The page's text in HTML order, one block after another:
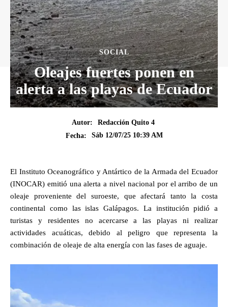
SOCIAL
Oleajes fuertes ponen en
alerta a las playas de Ecuador
Autor:
Redacción Quito 4
Fecha:
Sáb 12/07/25 10:39 AM
El Instituto Oceanográfico y Antártico de la Armada del Ecuador
(INOCAR) emitió una alerta a nivel nacional por el arribo de un
oleaje proveniente del suroeste, que afectará tanto la costa
continental como las islas Galápagos. La institución pidió a
turistas y residentes no acercarse a las playas ni realizar
actividades acuáticas, debido al peligro que representa la
combinación de oleaje de alta energía con las fases de aguaje.